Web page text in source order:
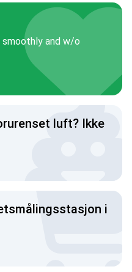
smoothly and w/o
luft? Ikke
i